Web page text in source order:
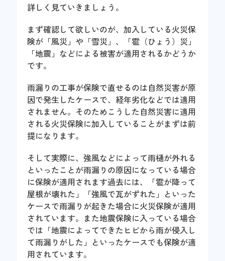
詳しく見ていきましょう。
まず確認して欲しいのが、加入している火災保
険が「風災」や「雪災」、「雹（ひょう）災」
「地震」などによる被害が適用されるかどうか
です。
雨漏りの工事が保険で直せるのは自然災害が原
因で発生したケースで、経年劣化などでは適用
されません。そのためこうした自然災害に適用
される火災保険に加入していることがまずは前
提になります。
そして実際に、強風などによって雨樋が外れる
といったことが雨漏りの原因になっている場合
に保険が適用されます過去には、「雹が降って
屋根が壊れた」「強風で瓦がずれた」といった
ケースで雨漏りが起きた場合に火災保険が適用
されています。また地震保険に入っている場合
では「地震によってできたヒビから雨が侵入し
て雨漏りがした」といったケースでも保険が適
用されています。